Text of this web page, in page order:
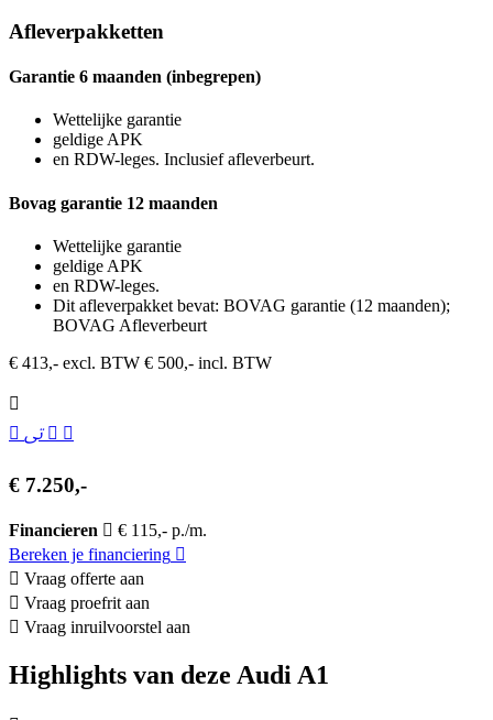
Afleverpakketten
Garantie 6 maanden (inbegrepen)
Wettelijke garantie
geldige APK
en RDW-leges. Inclusief afleverbeurt.
Bovag garantie 12 maanden
Wettelijke garantie
geldige APK
en RDW-leges.
Dit afleverpakket bevat: BOVAG garantie (12 maanden);
BOVAG Afleverbeurt
€ 413,- excl. BTW € 500,- incl. BTW
€ 7.250,-
Financieren
€ 115,- p./m.
Bereken je financiering
Vraag offerte aan
Vraag proefrit aan
Vraag inruilvoorstel aan
Highlights van deze Audi A1